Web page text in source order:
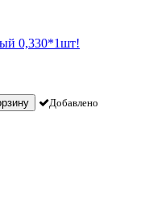
0,330*1шт!
Добавлено